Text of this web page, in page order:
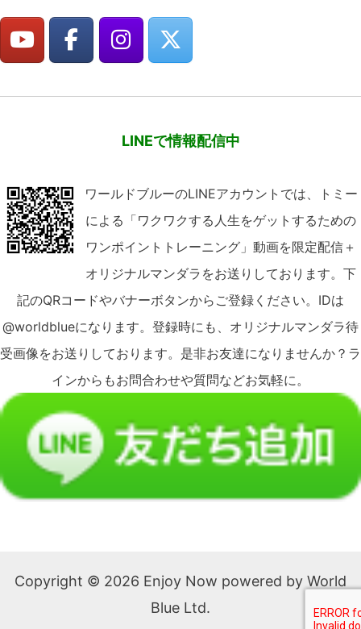
LINEで情報配信中
ワールドブルーのLINEアカウントでは、トミー
による「ワクワクする人生をゲットするための
ワンポイントトレーニング」動画を限定配信＋
オリジナルマンダラをお送りしております。下
記のQRコードやバナーボタンからご登録ください。IDは
@worldblueになります。登録時にも、オリジナルマンダラ待
受画像をお送りしております。是非お友達になりませんか？ラ
インからもお問合わせや質問などお気軽に。
Copyright © 2026 Enjoy Now powered by World
Blue Ltd.